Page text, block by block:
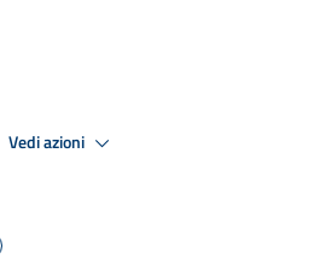
Vedi azioni